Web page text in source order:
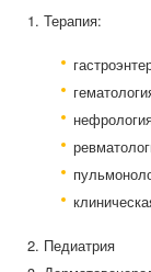
Терапия:
Педиатрия